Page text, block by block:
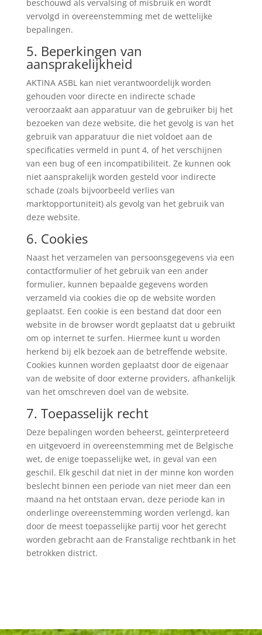
beschouwd als vervalsing of misbruik en wordt
vervolgd in overeenstemming met de wettelijke
bepalingen.
5. Beperkingen van
aansprakelijkheid
AKTINA ASBL kan niet verantwoordelijk worden
gehouden voor directe en indirecte schade
veroorzaakt aan apparatuur van de gebruiker bij het
bezoeken van deze website, die het gevolg is van het
gebruik van apparatuur die niet voldoet aan de
specificaties vermeld in punt 4, of het verschijnen
van een bug of een incompatibiliteit. Ze kunnen ook
niet aansprakelijk worden gesteld voor indirecte
schade (zoals bijvoorbeeld verlies van
marktopportuniteit) als gevolg van het gebruik van
deze website.
6. Cookies
Naast het verzamelen van persoonsgegevens via een
contactformulier of het gebruik van een ander
formulier, kunnen bepaalde gegevens worden
verzameld via cookies die op de website worden
geplaatst. Een cookie is een bestand dat door een
website in de browser wordt geplaatst dat u gebruikt
om op internet te surfen. Hiermee kunt u worden
herkend bij elk bezoek aan de betreffende website.
Cookies kunnen worden geplaatst door de eigenaar
van de website of door externe providers, afhankelijk
van het omschreven doel van de website.
7. Toepasselijk recht
Deze bepalingen worden beheerst, geïnterpreteerd
en uitgevoerd in overeenstemming met de Belgische
wet, de enige toepasselijke wet, in geval van een
geschil. Elk geschil dat niet in der minne kon worden
beslecht binnen een periode van niet meer dan een
maand na het ontstaan ​​ervan, deze periode kan in
onderlinge overeenstemming worden verlengd, kan
door de meest toepasselijke partij voor het gerecht
worden gebracht aan de Franstalige rechtbank in het
betrokken district.